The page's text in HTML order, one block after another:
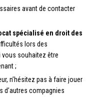
avant de contacter
spécialisé en droit des
lors des
souhaitez être
;
n’hésitez pas à faire jouer
d’autres compagnies